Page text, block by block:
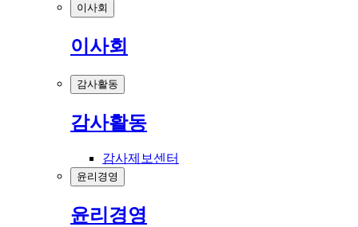
이사회
이사회
감사활동
감사활동
감사제보센터
윤리경영
윤리경영